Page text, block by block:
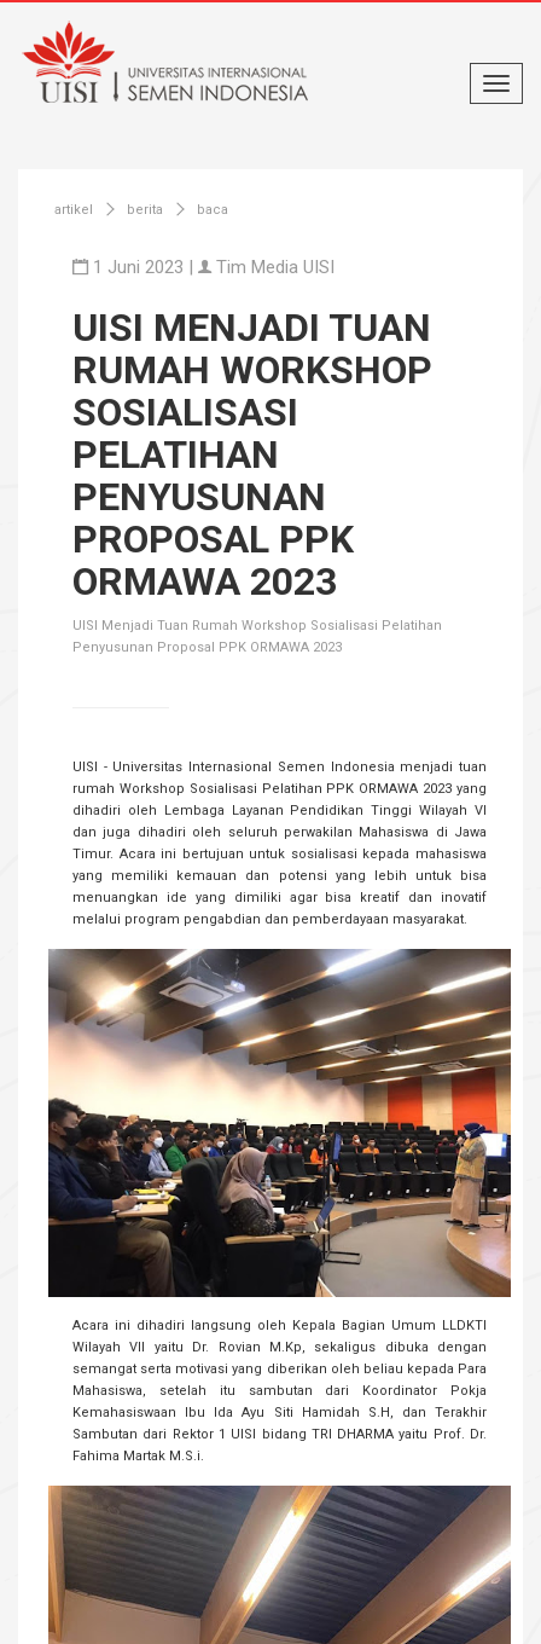
artikel berita baca
1 Juni 2023 | Tim Media UISI
UISI MENJADI TUAN
RUMAH WORKSHOP
SOSIALISASI
PELATIHAN
PENYUSUNAN
PROPOSAL PPK
ORMAWA 2023
UISI Menjadi Tuan Rumah Workshop Sosialisasi Pelatihan
Penyusunan Proposal PPK ORMAWA 2023
UISI - Universitas Internasional Semen Indonesia menjadi tuan
rumah Workshop Sosialisasi Pelatihan PPK ORMAWA 2023 yang
dihadiri oleh Lembaga Layanan Pendidikan Tinggi Wilayah VI
dan juga dihadiri oleh seluruh perwakilan Mahasiswa di Jawa
Timur. Acara ini bertujuan untuk sosialisasi kepada mahasiswa
yang memiliki kemauan dan potensi yang lebih untuk bisa
menuangkan ide yang dimiliki agar bisa kreatif dan inovatif
melalui program pengabdian dan pemberdayaan masyarakat.
Acara ini dihadiri langsung oleh Kepala Bagian Umum LLDKTI
Wilayah VII yaitu Dr. Rovian M.Kp, sekaligus dibuka dengan
semangat serta motivasi yang diberikan oleh beliau kepada Para
Mahasiswa, setelah itu sambutan dari Koordinator Pokja
Kemahasiswaan Ibu Ida Ayu Siti Hamidah S.H, dan Terakhir
Sambutan dari Rektor 1 UISI bidang TRI DHARMA yaitu Prof. Dr.
Fahima Martak M.S.i.